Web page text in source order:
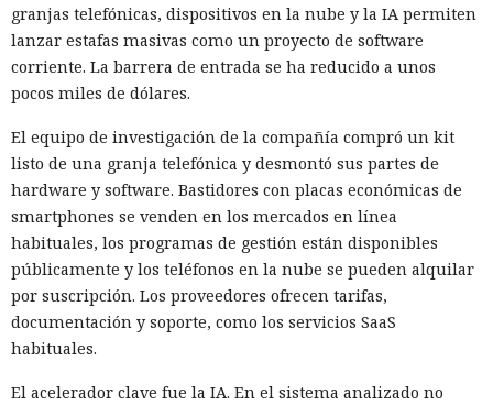
granjas telefónicas, dispositivos en la nube y la IA permiten
lanzar estafas masivas como un proyecto de software
corriente. La barrera de entrada se ha reducido a unos
pocos miles de dólares.
El equipo de investigación de la compañía compró un kit
listo de una granja telefónica y desmontó sus partes de
hardware y software. Bastidores con placas económicas de
smartphones se venden en los mercados en línea
habituales, los programas de gestión están disponibles
públicamente y los teléfonos en la nube se pueden alquilar
por suscripción. Los proveedores ofrecen tarifas,
documentación y soporte, como los servicios SaaS
habituales.
El acelerador clave fue la IA. En el sistema analizado no